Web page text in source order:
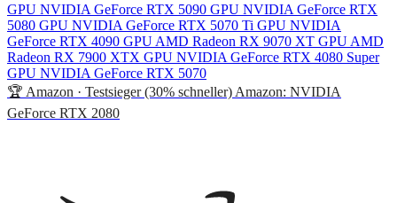
GPU NVIDIA GeForce RTX 5090 GPU NVIDIA GeForce RTX
5080 GPU NVIDIA GeForce RTX 5070 Ti GPU NVIDIA
GeForce RTX 4090 GPU AMD Radeon RX 9070 XT GPU AMD
Radeon RX 7900 XTX GPU NVIDIA GeForce RTX 4080 Super
GPU NVIDIA GeForce RTX 5070
🏆 Amazon · Testsieger (30% schneller) Amazon: NVIDIA
GeForce RTX 2080